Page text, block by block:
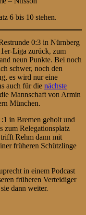
6 bis 10 stehen.
0:3 in Nürnberg
Liga zurück, zum
neun Punkte. Bei noch
schwer, noch den
es wird nur eine
auch für die nächste
Mannschaft von Armin
München.
in Bremen geholt und
zum Relegationsplatz
Rehm dann mit
früheren Schützlinge
in einem Podcast
früheren Verteidiger
dann weiter.